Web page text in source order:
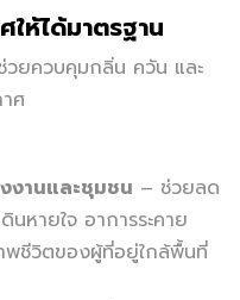
ให้ได้มาตรฐาน
วยควบคุมกลิ่น ควัน และ
ศ
งานและชุมชน – ช่วยลด
นหายใจ อาการระคาย
พชีวิตของผู้ที่อยู่ใกล้พื้นที่